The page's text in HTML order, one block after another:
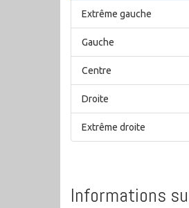
Extrême gauche
Gauche
Centre
Droite
Extrême droite
Informations